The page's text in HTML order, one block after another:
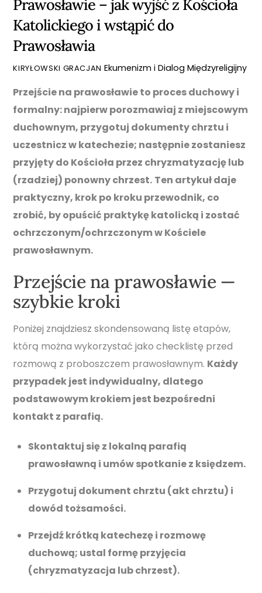
Prawosławie – jak wyjść z Kościoła
Katolickiego i wstąpić do
Prawosławia
KIRYŁOWSKI GRACJAN Ekumenizm i Dialog Międzyreligijny
Przejście na prawosławie to proces duchowy i
formalny: najpierw porozmawiaj z miejscowym
duchownym, przygotuj dokumenty chrztu i
uczestnicz w katechezie; następnie zostaniesz
przyjęty do Kościoła przez chryzmatyzację lub
(rzadziej) ponowny chrzest. Ten artykuł daje
praktyczny, krok po kroku przewodnik, co
zrobić, by opuścić praktykę katolicką i zostać
ochrzczonym/ochrzczo­nym w Kościele
prawosławnym.
Przejście na prawosławie —
szybkie kroki
Poniżej znajdziesz skondensowaną listę etapów,
którą można wykorzystać jako checklistę przed
rozmową z proboszczem prawosławnym. Każdy
przypadek jest indywidualny, dlatego
podstawowym krokiem jest bezpośredni
kontakt z parafią.
Skontaktuj się z lokalną parafią
prawosławną i umów spotkanie z księdzem.
Przygotuj dokument chrztu (akt chrztu) i
dowód tożsamości.
Przejdź krótką katechezę i rozmowę
duchową; ustal formę przyjęcia
(chryzmatyzacja lub chrzest).